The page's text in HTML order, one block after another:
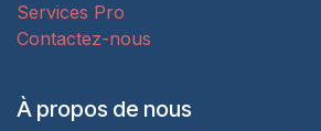
Services Pro
Contactez-nous
À propos de nous